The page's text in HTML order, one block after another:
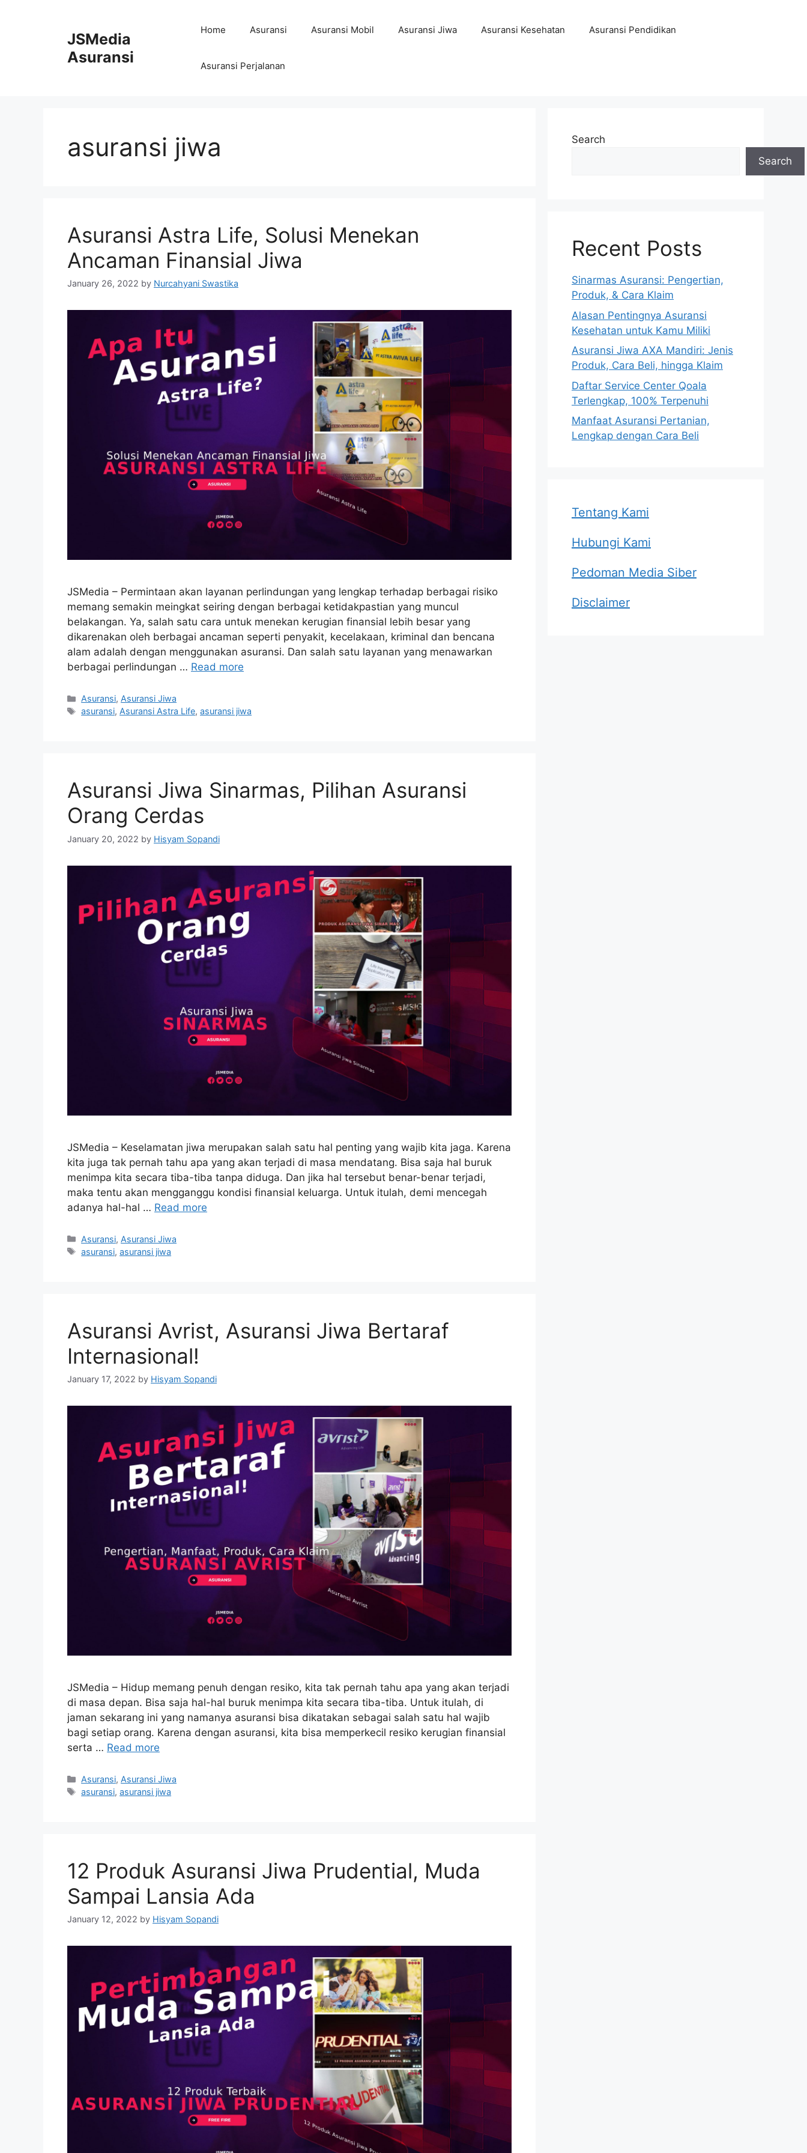
JSMedia
Asuransi
Home Asuransi Asuransi Mobil Asuransi Jiwa Asuransi Kesehatan Asuransi Pendidikan
Asuransi Perjalanan
asuransi jiwa
Asuransi Astra Life, Solusi Menekan
Ancaman Finansial Jiwa
January 26, 2022 by Nurcahyani Swastika
JSMedia – Permintaan akan layanan perlindungan yang lengkap terhadap berbagai risiko
memang semakin meingkat seiring dengan berbagai ketidakpastian yang muncul
belakangan. Ya, salah satu cara untuk menekan kerugian finansial lebih besar yang
dikarenakan oleh berbagai ancaman seperti penyakit, kecelakaan, kriminal dan bencana
alam adalah dengan menggunakan asuransi. Dan salah satu layanan yang menawarkan
berbagai perlindungan … Read more
Categories
Asuransi, Asuransi Jiwa
Tags
asuransi, Asuransi Astra Life,asuransi jiwa
Asuransi Jiwa Sinarmas, Pilihan Asuransi
Orang Cerdas
January 20, 2022 by Hisyam Sopandi
JSMedia – Keselamatan jiwa merupakan salah satu hal penting yang wajib kita jaga. Karena
kita juga tak pernah tahu apa yang akan terjadi di masa mendatang. Bisa saja hal buruk
menimpa kita secara tiba-tiba tanpa diduga. Dan jika hal tersebut benar-benar terjadi,
maka tentu akan mengganggu kondisi finansial keluarga. Untuk itulah, demi mencegah
adanya hal-hal … Read more
Categories
Asuransi, Asuransi Jiwa
Tags
asuransi,asuransi jiwa
Asuransi Avrist, Asuransi Jiwa Bertaraf
Internasional!
January 17, 2022 by Hisyam Sopandi
JSMedia – Hidup memang penuh dengan resiko, kita tak pernah tahu apa yang akan terjadi
di masa depan. Bisa saja hal-hal buruk menimpa kita secara tiba-tiba. Untuk itulah, di
jaman sekarang ini yang namanya asuransi bisa dikatakan sebagai salah satu hal wajib
bagi setiap orang. Karena dengan asuransi, kita bisa memperkecil resiko kerugian finansial
serta … Read more
Categories
Asuransi, Asuransi Jiwa
Tags
asuransi,asuransi jiwa
12 Produk Asuransi Jiwa Prudential, Muda
Sampai Lansia Ada
January 12, 2022 by Hisyam Sopandi
Search
Search
Recent Posts
Sinarmas Asuransi: Pengertian,
Produk, & Cara Klaim
Alasan Pentingnya Asuransi
Kesehatan untuk Kamu Miliki
Asuransi Jiwa AXA Mandiri: Jenis
Produk, Cara Beli, hingga Klaim
Daftar Service Center Qoala
Terlengkap, 100% Terpenuhi
Manfaat Asuransi Pertanian,
Lengkap dengan Cara Beli
Tentang Kami
Hubungi Kami
Pedoman Media Siber
Disclaimer